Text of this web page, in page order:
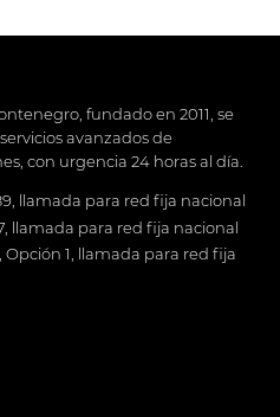
fundado en 2011, se
avanzados de
con urgencia 24 horas al día.
, llamada para red fija nacional
, llamada para red fija nacional
, Opción 1, llamada para red fija